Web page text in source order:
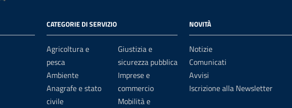
CATEGORIE DI SERVIZIO
Agricoltura e
pesca
Ambiente
Anagrafe e stato
civile
Giustizia e
sicurezza pubblica
Imprese e
commercio
Mobilità e
NOVITÀ
Notizie
Comunicati
Avvisi
Iscrizione alla Newsletter